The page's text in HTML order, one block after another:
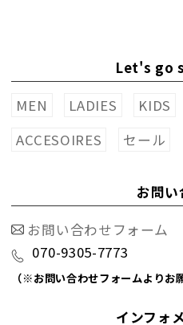
Let's go
MEN
LADIES KIDS
ACCESOIRES
セール
お問い
お問い合わせフォーム
070-9305-7773
（※お問い合わせフォームよりお
インフォ